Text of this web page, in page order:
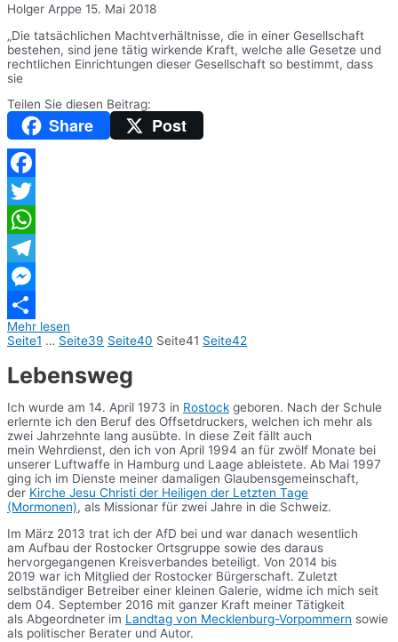
Holger Arppe 15. Mai 2018
„Die tatsächlichen Machtverhältnisse, die in einer Gesellschaft
bestehen, sind jene tätig wirkende Kraft, welche alle Gesetze und
rechtlichen Einrichtungen dieser Gesellschaft so bestimmt, dass
sie
Teilen Sie diesen Beitrag:
Share Post
Facebook
Twitter
WhatsApp
Telegram
Messenger
Teilen
Mehr lesen
Seite1 … Seite39 Seite40 Seite41 Seite42
Lebensweg
Ich wurde am 14. April 1973 in Rostock geboren. Nach der Schule
erlernte ich den Beruf des Offsetdruckers, welchen ich mehr als
zwei Jahrzehnte lang ausübte. In diese Zeit fällt auch
mein Wehrdienst, den ich von April 1994 an für zwölf Monate bei
unserer Luftwaffe in Hamburg und Laage ableistete. Ab Mai 1997
ging ich im Dienste meiner damaligen Glaubensgemeinschaft,
der Kirche Jesu Christi der Heiligen der Letzten Tage
(Mormonen), als Missionar für zwei Jahre in die Schweiz.
Im März 2013 trat ich der AfD bei und war danach wesentlich
am Aufbau der Rostocker Ortsgruppe sowie des daraus
hervorgegangenen Kreisverbandes beteiligt. Von 2014 bis
2019 war ich Mitglied der Rostocker Bürgerschaft. Zuletzt
selbständiger Betreiber einer kleinen Galerie, widme ich mich seit
dem 04. September 2016 mit ganzer Kraft meiner Tätigkeit
als Abgeordneter im Landtag von Mecklenburg-Vorpommern sowie
als politischer Berater und Autor.